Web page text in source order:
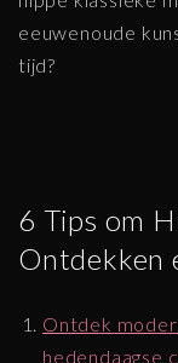
eeuwenoude
tijd?
6 Tips om
Ontdekken
Ontdek
hedendaagse